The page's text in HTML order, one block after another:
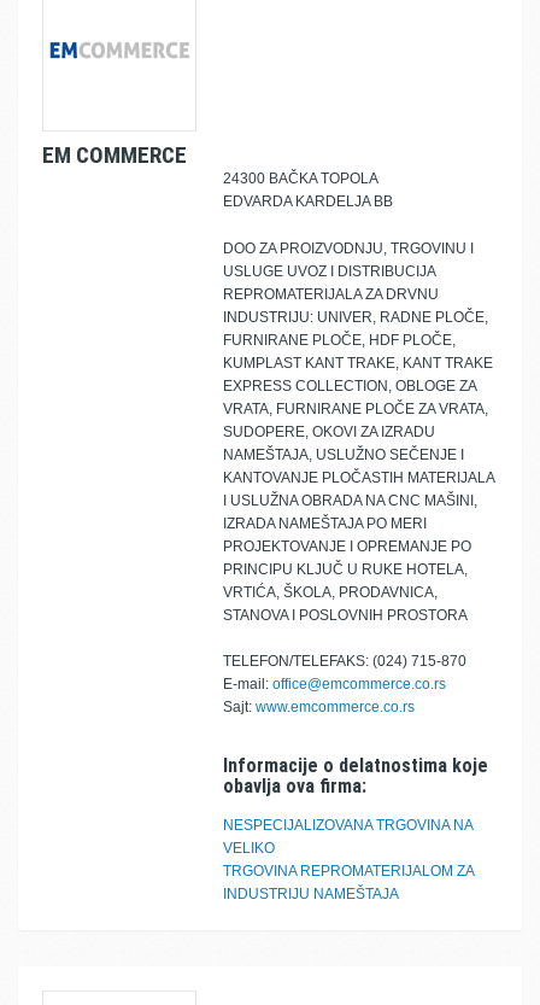
EM COMMERCE
24300 BAČKA TOPOLA
EDVARDA KARDELJA BB
DOO ZA PROIZVODNJU, TRGOVINU I
USLUGE UVOZ I DISTRIBUCIJA
REPROMATERIJALA ZA DRVNU
INDUSTRIJU: UNIVER, RADNE PLOČE,
FURNIRANE PLOČE, HDF PLOČE,
KUMPLAST KANT TRAKE, KANT TRAKE
EXPRESS COLLECTION, OBLOGE ZA
VRATA, FURNIRANE PLOČE ZA VRATA,
SUDOPERE, OKOVI ZA IZRADU
NAMEŠTAJA, USLUŽNO SEČENJE I
KANTOVANJE PLOČASTIH MATERIJALA
I USLUŽNA OBRADA NA CNC MAŠINI,
IZRADA NAMEŠTAJA PO MERI
PROJEKTOVANJE I OPREMANJE PO
PRINCIPU KLJUČ U RUKE HOTELA,
VRTIĆA, ŠKOLA, PRODAVNICA,
STANOVA I POSLOVNIH PROSTORA
TELEFON/TELEFAKS: (024) 715-870
E-mail: office@emcommerce.co.rs
Sajt: www.emcommerce.co.rs
Informacije o delatnostima koje
obavlja ova firma:
NESPECIJALIZOVANA TRGOVINA NA
VELIKO
TRGOVINA REPROMATERIJALOM ZA
INDUSTRIJU NAMEŠTAJA